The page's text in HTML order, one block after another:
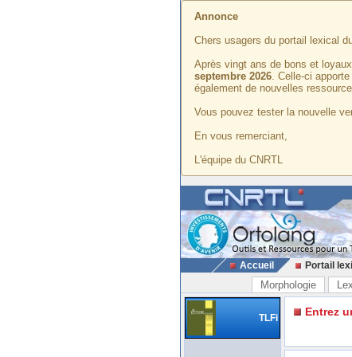
Annonce
Chers usagers du portail lexical
Après vingt ans de bons et
septembre 2026. Celle-ci
également de nouvelles
Vous pouvez tester la nouvelle
En vous remerciant,
L'équipe du CNRTL
Accueil Portail
Morphologie
TLFi Entrez